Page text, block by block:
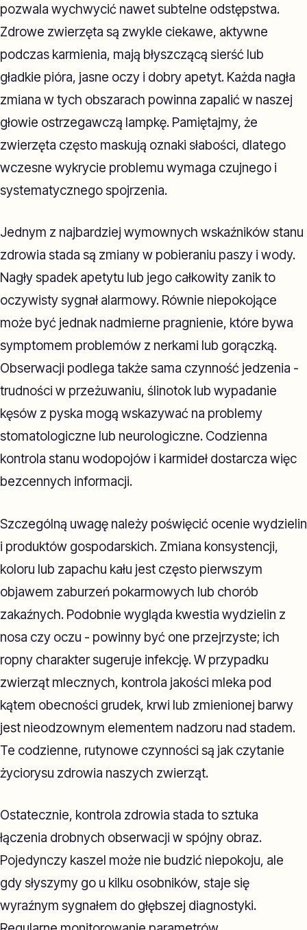
pozwala wychwycić nawet subtelne odstępstwa.
Zdrowe zwierzęta są zwykle ciekawe, aktywne
podczas karmienia, mają błyszczącą sierść lub
gładkie pióra, jasne oczy i dobry apetyt. Każda nagła
zmiana w tych obszarach powinna zapalić w naszej
głowie ostrzegawczą lampkę. Pamiętajmy, że
zwierzęta często maskują oznaki słabości, dlatego
wczesne wykrycie problemu wymaga czujnego i
systematycznego spojrzenia.
Jednym z najbardziej wymownych wskaźników stanu
zdrowia stada są zmiany w pobieraniu paszy i wody.
Nagły spadek apetytu lub jego całkowity zanik to
oczywisty sygnał alarmowy. Równie niepokojące
może być jednak nadmierne pragnienie, które bywa
symptomem problemów z nerkami lub gorączką.
Obserwacji podlega także sama czynność jedzenia -
trudności w przeżuwaniu, ślinotok lub wypadanie
kęsów z pyska mogą wskazywać na problemy
stomatologiczne lub neurologiczne. Codzienna
kontrola stanu wodopojów i karmideł dostarcza więc
bezcennych informacji.
Szczególną uwagę należy poświęcić ocenie wydzielin
i produktów gospodarskich. Zmiana konsystencji,
koloru lub zapachu kału jest często pierwszym
objawem zaburzeń pokarmowych lub chorób
zakaźnych. Podobnie wygląda kwestia wydzielin z
nosa czy oczu - powinny być one przejrzyste; ich
ropny charakter sugeruje infekcję. W przypadku
zwierząt mlecznych, kontrola jakości mleka pod
kątem obecności grudek, krwi lub zmienionej barwy
jest nieodzownym elementem nadzoru nad stadem.
Te codzienne, rutynowe czynności są jak czytanie
życiorysu zdrowia naszych zwierząt.
Ostatecznie, kontrola zdrowia stada to sztuka
łączenia drobnych obserwacji w spójny obraz.
Pojedynczy kaszel może nie budzić niepokoju, ale
gdy słyszymy go u kilku osobników, staje się
wyraźnym sygnałem do głębszej diagnostyki.